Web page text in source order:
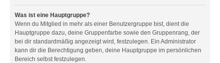
Was ist eine Hauptgruppe?
Wenn du Mitglied in mehr als einer Benutzergruppe bist, dient die
Hauptgruppe dazu, deine Gruppenfarbe sowie den Gruppenrang, der
bei dir standardmäßig angezeigt wird, festzulegen. Ein Administrator
kann dir die Berechtigung geben, deine Hauptgruppe im persönlichen
Bereich selbst festzulegen.